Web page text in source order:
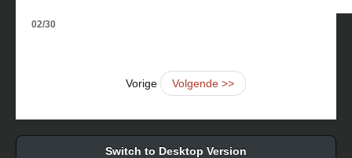
02/30
Vorige Volgende >>
Switch to Desktop Version